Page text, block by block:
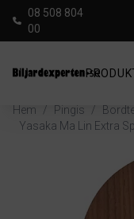
08 508 804
00
Hem / Pingis /
Yasaka Ma Lin Extra